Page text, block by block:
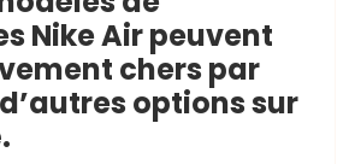
Nike Air peuvent
chers par
options sur